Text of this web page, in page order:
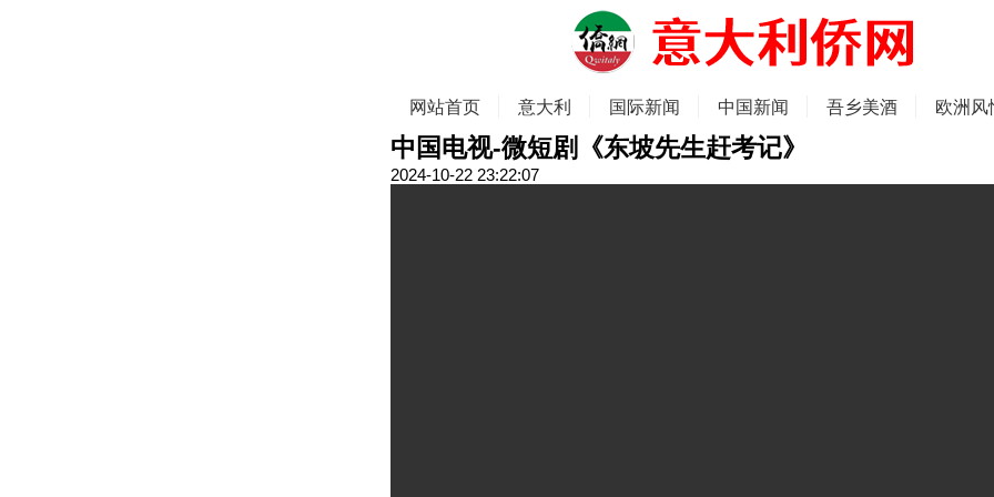
网站首页 意大利 国际新闻 中国新闻 吾乡美酒 欧洲风
中国电视-微短剧《东坡先生赶考记》
2024-10-22 23:22:07